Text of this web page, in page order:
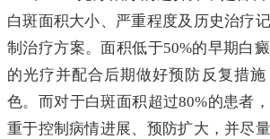
白斑面积大小、严重程度及历史治疗
制治疗方案。面积低于50%的早期白
的光疗并配合后期做好预防反复措
色。而对于白斑面积超过80%的患者
重于控制病情进展、预防扩大，并尽